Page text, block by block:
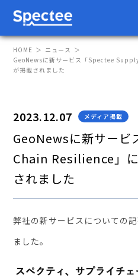
サービス
Spectee Pro
Spectee SCR
スマートリスク管理
レポート
HOME
ニュース
GeoNewsに新サービス「Spectee
が掲載されました
2023.12.07 メディア掲載
GeoNewsに新サー
Chain Resilience」
されました
弊社の新サービスについての
ました。